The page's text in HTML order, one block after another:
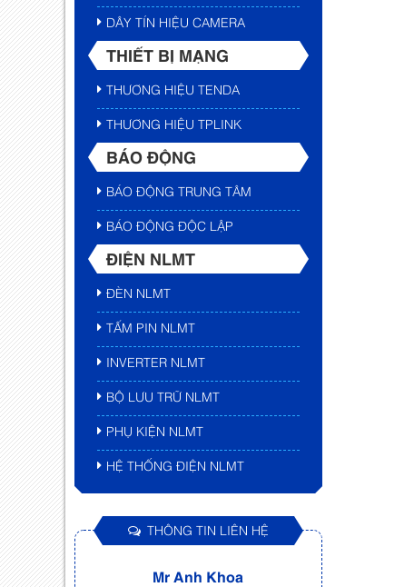
DÂY TÍN HIỆU CAMERA
THIẾT BỊ MẠNG
THƯƠNG HIỆU TENDA
THƯƠNG HIỆU TPLINK
BÁO ĐỘNG
BÁO ĐỘNG TRUNG TÂM
BÁO ĐỘNG ĐỘC LẬP
ĐIỆN NLMT
ĐÈN NLMT
TẤM PIN NLMT
INVERTER NLMT
BỘ LƯU TRỮ NLMT
PHỤ KIỆN NLMT
HỆ THỐNG ĐIỆN NLMT
THÔNG TIN LIÊN HỆ
Mr Anh Khoa